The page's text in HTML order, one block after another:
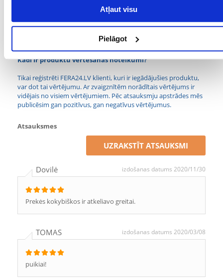
Atļaut visu
Pielāgot
Ieliktņi nodrošina veselīgu, tīru un drošu ūdeni akvārijā.
Parametri
Kādi ir produktu vērtēšanas noteikumi?
Tikai reģistrēti FERA24.LV klienti, kuri ir iegādājušies produktu,
var dot tai vērtējumu. Ar zvaigznītēm norādītais vērtējums ir
vidējais no visiem vērtējumiem. Pēc atsauksmju apstrādes mēs
publicēsim gan pozitīvus, gan negatīvus vērtējumus.
Atsauksmes
UZRAKSTĪT ATSAUKSMI
Dovilė izdošanas datums 2020/11/30
Prekės kokybiškos ir atkeliavo greitai.
TOMAS izdošanas datums 2020/03/08
puikiai!